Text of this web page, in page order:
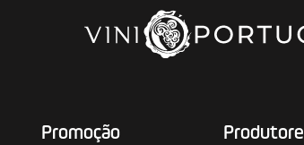
Promoção